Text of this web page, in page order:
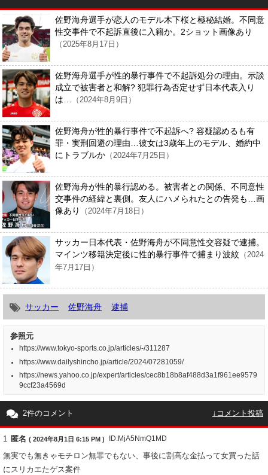
佐野海舟選手が恋人のモデル木下桜と極秘結婚。不同意
性交事件で不起訴直後に入籍か。2ショット画像あり
（2025年8月17日）
佐野海舟選手が性的暴行事件で不起訴処分の理由。示談
成立で被害者と和解? 犯罪行為否定せず日本代表入り
は…
（2024年8月9日）
佐野海舟が性的暴行事件で不起訴へ? 容疑認めるも有
罪・実刑回避の理由…彼女は3歳年上のモデル、婚約中
にトラブルか （2024年7月25日）
佐野海舟が性的暴行認める。被害者との関係、不同意性
交事件の経緯と裏側。友人にハメられたとの告発も…画
像あり
（2024年7月18日）
サッカー日本代表・佐野海舟が不同意性交容疑で逮捕。
マインツ移籍決定後に性的暴行事件で捕まり波紋 （2024
年7月17日）
サッカー 佐野海舟 逮捕
参照元
https://www.tokyo-sports.co.jp/articles/-/311287
https://www.dailyshincho.jp/article/2024/07281059/
https://news.yahoo.co.jp/expert/articles/cec8b18b8af488d3a1f961ee9579
9ccf23a4569d
2件のコメント ↓コメント投稿
1 匿名 ( 2024年8月1日 6:15 PM ) ID:MjA5NmQ1MD
無実でも無きゃモチロン無罪でもない、事後に割高な金払って女買った話
にスリカエたゲス案件